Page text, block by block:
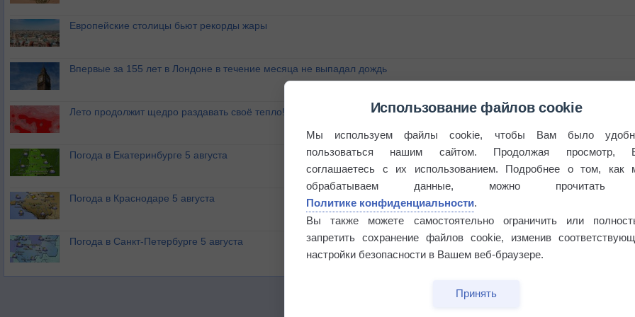
Европейские столицы бьют рекорды жары
Впервые за 155 лет в Лондоне в течение месяца не выпадал дождь
Лето продолжит щедро раздавать своё тепло!
Погода в Екатеринбурге 5 августа
Погода в Краснодаре 5 августа
Погода в Санкт-Петербурге 5 августа
Использование файлов cookie
Мы используем файлы cookie, чтобы Вам было
пользоваться нашим сайтом. Продолжая просмотр,
соглашаетесь с их использованием. Подробнее о том, как
обрабатываем данные, можно прочитать
Политике конфиденциальности.
Вы также можете самостоятельно ограничить или
запретить сохранение файлов cookie, изменив
настройки безопасности в Вашем веб-браузере.
Принять